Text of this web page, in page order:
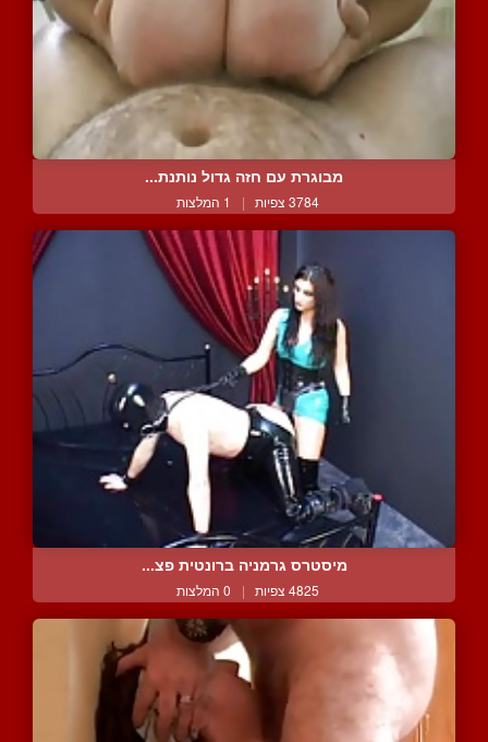
מבוגרת עם חזה גדול נותנת...
3784 צפיות | 1 המלצות
מיסטרס גרמניה ברונטית פצ...
4825 צפיות | 0 המלצות